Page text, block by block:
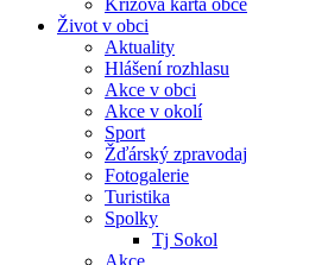
Krizová karta obce
Život v obci
Aktuality
Hlášení rozhlasu
Akce v obci
Akce v okolí
Sport
Žďárský zpravodaj
Fotogalerie
Turistika
Spolky
Tj Sokol
Akce